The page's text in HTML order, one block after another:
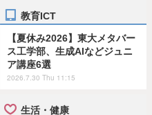
教育ICT
【夏休み2026】東大メタバー
ス工学部、生成AIなどジュニ
ア講座6選
2026.7.30 Thu 11:15
生活・健康